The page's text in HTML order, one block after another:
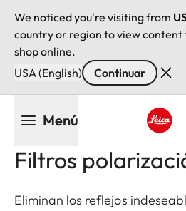
We noticed you're visiting from
country or region to view
shop online.
USA (English)
Continuar
principal
Menú
Filtros
Eliminan los reflejos